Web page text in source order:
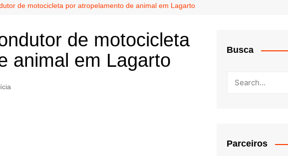
de motocicleta por atropelamento de animal em Lagarto
de motocicleta
animal em Lagarto
Busca
Parceiros